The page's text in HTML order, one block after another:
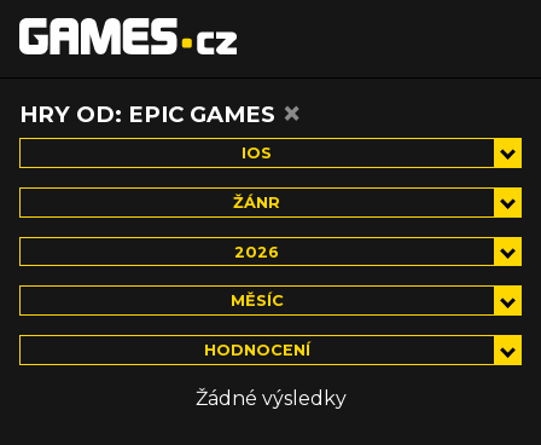
HRY OD: EPIC GAMES ×
IOS
ŽÁNR
2026
MĚSÍC
HODNOCENÍ
Žádné výsledky